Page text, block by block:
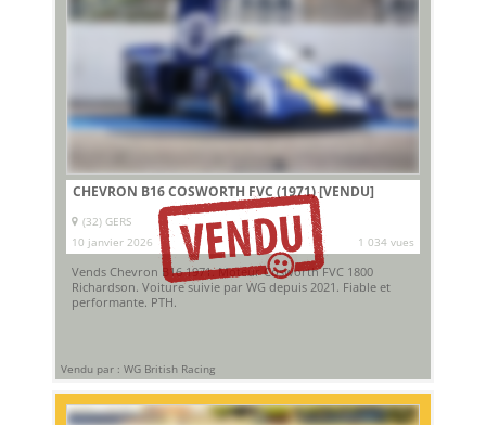
CHEVRON B16 COSWORTH FVC (1971)[VENDU]
(32) GERS
10 janvier 2026
1 034 vues
Vends Chevron B16 1971. Moteur Cosworth FVC 1800
Richardson. Voiture suivie par WG depuis 2021. Fiable et
performante. PTH.
Vendu par : WG British Racing